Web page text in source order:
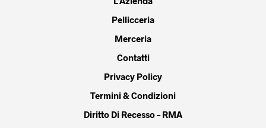
Pellicceria
Merceria
Contatti
Privacy Policy
Termini & Condizioni
Diritto Di Recesso – RMA